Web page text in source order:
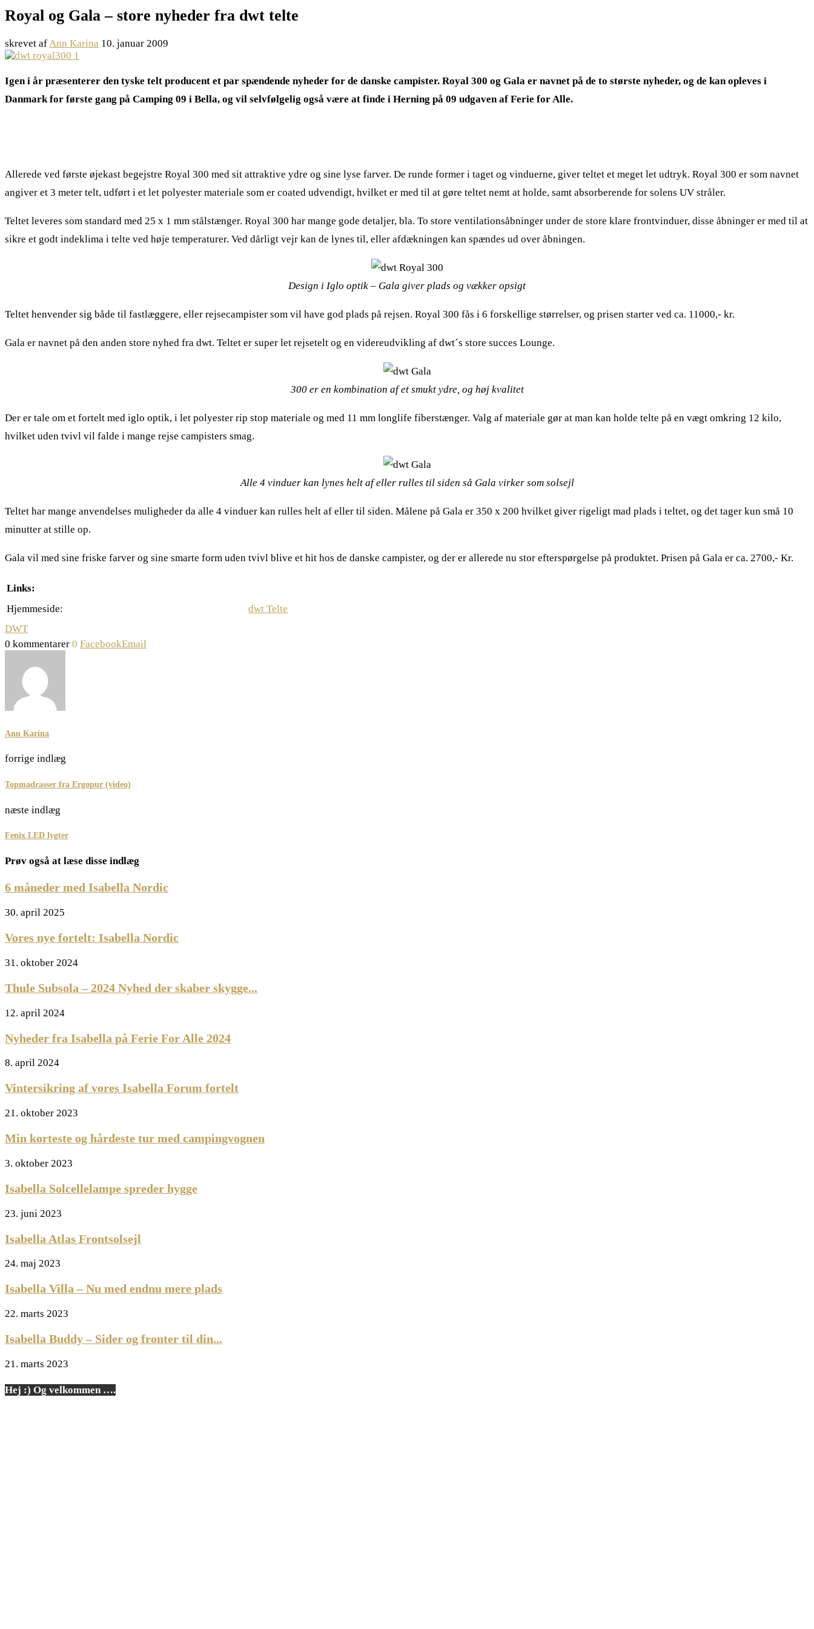
Royal og Gala – store nyheder fra dwt telte
skrevet afAnn Karina 10. januar 2009
Igen i år præsenterer den tyske telt producent et par spændende nyheder for de danske campister. Royal 300 og Gala er navnet på de to største nyheder, og de kan opleves i
Danmark for første gang på Camping 09 i Bella, og vil selvfølgelig også være at finde i Herning på 09 udgaven af Ferie for Alle.
Allerede ved første øjekast begejstre Royal 300 med sit attraktive ydre og sine lyse farver. De runde former i taget og vinduerne, giver teltet et meget let udtryk. Royal 300 er som navnet
angiver et 3 meter telt, udført i et let polyester materiale som er coated udvendigt, hvilket er med til at gøre teltet nemt at holde, samt absorberende for solens UV stråler.
Teltet leveres som standard med 25 x 1 mm stålstænger. Royal 300 har mange gode detaljer, bla. To store ventilationsåbninger under de store klare frontvinduer, disse åbninger er med til at
sikre et godt indeklima i telte ved høje temperaturer. Ved dårligt vejr kan de lynes til, eller afdækningen kan spændes ud over åbningen.
Design i Iglo optik – Gala giver plads og vækker opsigt
Teltet henvender sig både til fastlæggere, eller rejsecampister som vil have god plads på rejsen. Royal 300 fås i 6 forskellige størrelser, og prisen starter ved ca. 11000,- kr.
Gala er navnet på den anden store nyhed fra dwt. Teltet er super let rejsetelt og en videreudvikling af dwt´s store succes Lounge.
300 er en kombination af et smukt ydre, og høj kvalitet
Der er tale om et fortelt med iglo optik, i let polyester rip stop materiale og med 11 mm longlife fiberstænger. Valg af materiale gør at man kan holde telte på en vægt omkring 12 kilo,
hvilket uden tvivl vil falde i mange rejse campisters smag.
Alle 4 vinduer kan lynes helt af eller rulles til siden så Gala virker som solsejl
Teltet har mange anvendelses muligheder da alle 4 vinduer kan rulles helt af eller til siden. Målene på Gala er 350 x 200 hvilket giver rigeligt mad plads i teltet, og det tager kun små 10
minutter at stille op.
Gala vil med sine friske farver og sine smarte form uden tvivl blive et hit hos de danske campister, og der er allerede nu stor efterspørgelse på produktet. Prisen på Gala er ca. 2700,- Kr.
Links:
Hjemmeside:
dwt Telte
DWT
0 kommentarer 0 FacebookEmail
Ann Karina
forrige indlæg
Topmadrasser fra Ergopur (video)
næste indlæg
Fenix LED lygter
Prøv også at læse disse indlæg
6 måneder med Isabella Nordic
30. april 2025
Vores nye fortelt: Isabella Nordic
31. oktober 2024
Thule Subsola – 2024 Nyhed der skaber skygge...
12. april 2024
Nyheder fra Isabella på Ferie For Alle 2024
8. april 2024
Vintersikring af vores Isabella Forum fortelt
21. oktober 2023
Min korteste og hårdeste tur med campingvognen
3. oktober 2023
Isabella Solcellelampe spreder hygge
23. juni 2023
Isabella Atlas Frontsolsejl
24. maj 2023
Isabella Villa – Nu med endnu mere plads
22. marts 2023
Isabella Buddy – Sider og fronter til din...
21. marts 2023
Hej :) Og velkommen ….